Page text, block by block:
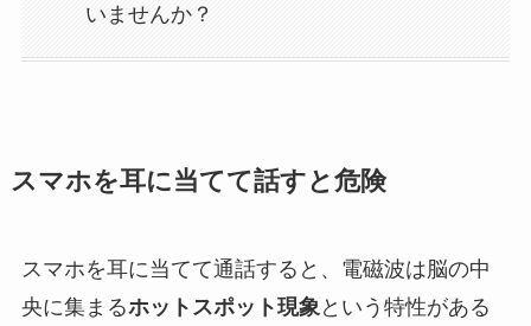
いませんか？
スマホを耳に当てて話すと危険
スマホを耳に当てて通話すると、電磁波は脳の中
央に集まるホットスポット現象という特性がある